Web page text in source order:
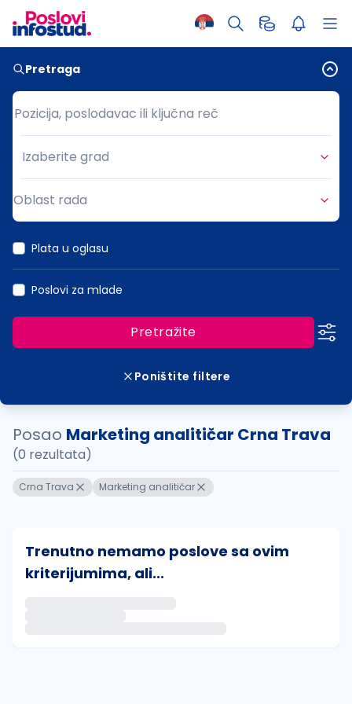
Pretraga
Pozicija, poslodavac ili ključna reč
Pozicija, poslodavac ili ključna reč
Grad
Izaberite grad
Oblast rada
Plata u oglasu
Poslovi za mlade
Pretražite
Poništite filtere
Posao Marketing analitičar Crna Trava
(0 rezultata)
Crna Trava Marketing analitičar
Trenutno nemamo poslove sa ovim
kriterijumima, ali...